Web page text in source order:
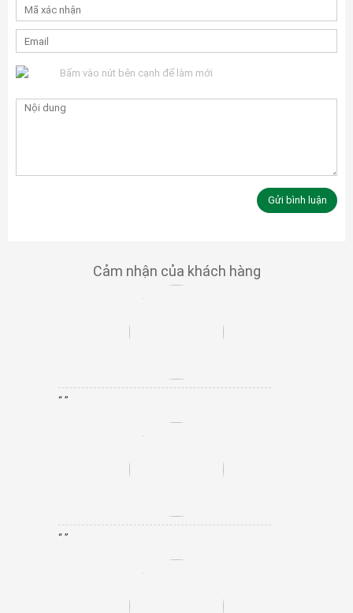
Bấm vào nút bên cạnh để làm mới
Cảm nhận của khách hàng
“ ”
“ ”